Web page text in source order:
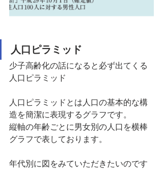
人口ピラミッド
少子高齢化の話になると必ず出てくる
人口ピラミッド
人口ピラミッドとは人口の基本的な構
造を簡潔に表現するグラフです。
縦軸の年齢ごとに男女別の人口を横棒
グラフで表しております。
年代別に図をみていただきたいのです